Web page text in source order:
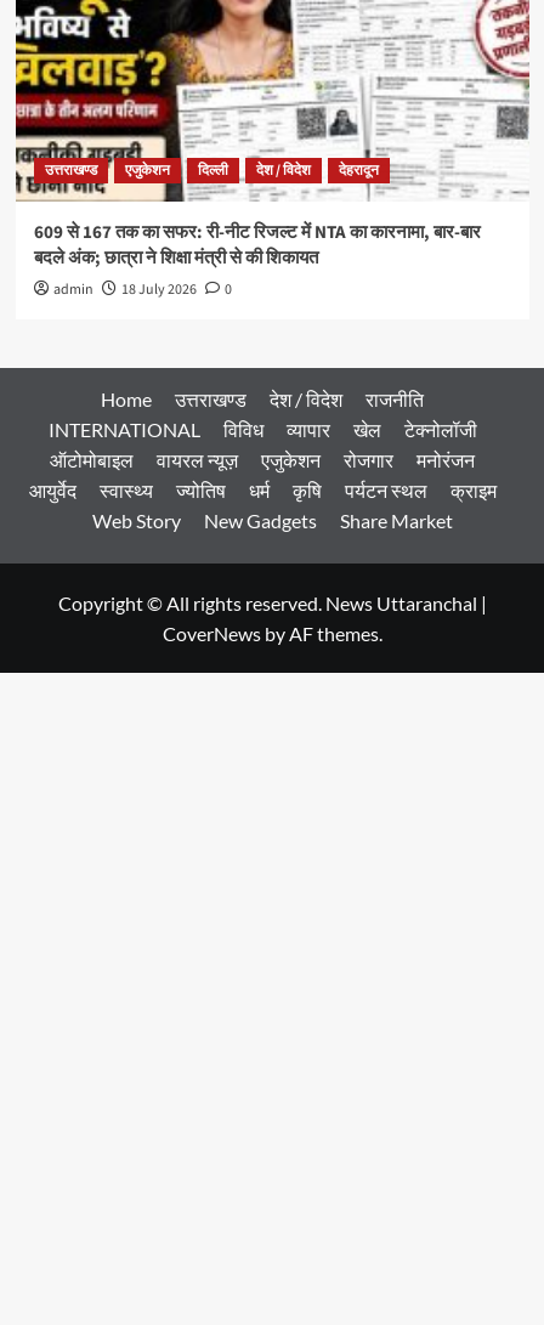
उत्तराखण्ड एजुकेशन दिल्ली देश / विदेश देहरादून
609 से 167 तक का सफर: री-नीट रिजल्ट में NTA का कारनामा, बार-बार
बदले अंक; छात्रा ने शिक्षा मंत्री से की शिकायत
admin 18 July 2026 0
Home उत्तराखण्ड देश / विदेश
राजनीति
INTERNATIONAL
विविध व्यापार खेल
टेक्नोलॉजी
ऑटोमोबाइल
वायरल न्यूज़ एजुकेशन रोजगार
मनोरंजन
आयुर्वेद
स्वास्थ्य ज्योतिष धर्म कृषि पर्यटन स्थल
क्राइम
Web Story
New Gadgets Share Market
Copyright © All rights reserved. News Uttaranchal |
CoverNewsby AF themes.